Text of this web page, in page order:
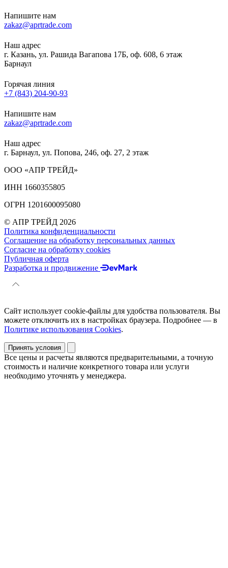
Напишите нам
zakaz@aprtrade.com
Наш адрес
г. Казань, ул. Рашида Вагапова 17Б, оф. 608, 6 этаж
Барнаул
Горячая линия
+7 (843) 204-90-93
Напишите нам
zakaz@aprtrade.com
Наш адрес
г. Барнаул, ул. Попова, 246, оф. 27, 2 этаж
ООО «АПР ТРЕЙД»
ИНН 1660355805
ОГРН 1201600095080
© АПР ТРЕЙД 2026
Политика конфиденциальности
Соглашение на обработку персональных данных
Согласие на обработку cookies
Публичная оферта
Разработка и продвижение
Сайт использует cookie-файлы для удобства пользователя. Вы
можете отключить их в настройках браузера. Подробнее — в
Политике использования Cookies.
Принять условия
Все цены и расчеты являются предварительными, а точную
стоимость и наличие конкретного товара или услуги
необходимо уточнять у менеджера.